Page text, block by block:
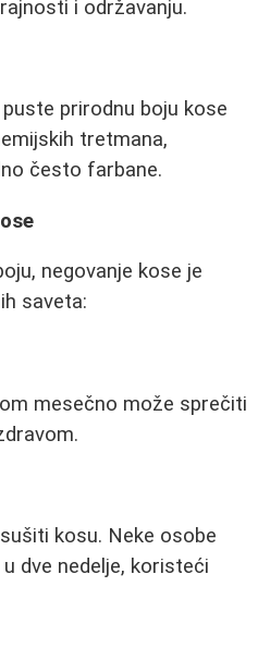
i održavanju.
prirodnu boju kose
tretmana,
često farbane.
negovanje kose je
saveta:
mesečno može sprečiti
kosu. Neke osobe
dve nedelje, koristeći